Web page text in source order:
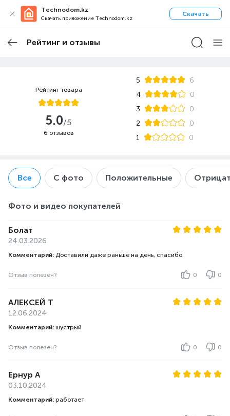
Technodom.kz
Скачать приложение Technodom.kz
Скачать
Рейтинг и отзывы
Все С фото Положительные
Фото и видео покупателей
Болат
24.03.2026
Комментарий: Доставили даже раньше на день, спасибо.
Отзыв полезен? 0 0
АЛЕКСЕЙ Т
12.06.2024
Комментарий: шустрый
Отзыв полезен? 0 0
Ернур А
03.10.2024
Комментарий: работает
Рейтинг товара
5.0/5
6 отзывов
5
6
4
0
3
0
2
0
1
0